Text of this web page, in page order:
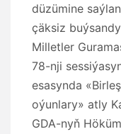
düzümine
çäksiz
Milletler
78-nji
esasynda
oýunlary» atly
GDA-nyň